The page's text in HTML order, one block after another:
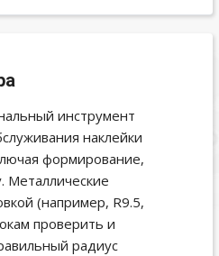
инструмент
наклейки
формирование,
Металлические
(например, R9.5,
проверить и
радиус